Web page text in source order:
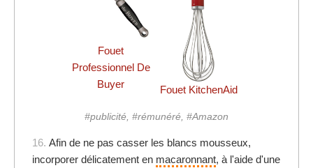
Fouet
Professionnel De
Buyer
Fouet KitchenAid
#publicité, #rémunéré, #Amazon
16. Afin de ne pas casser les blancs mousseux,
incorporer délicatement en macaronnant, à l'aide d'une